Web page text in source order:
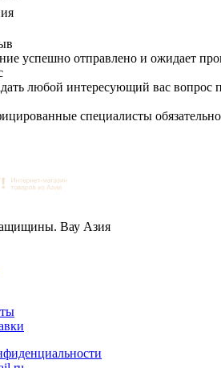
успешно отправлено и ожидает
любой интересующий вас вопрос
специалисты
Вау Азия